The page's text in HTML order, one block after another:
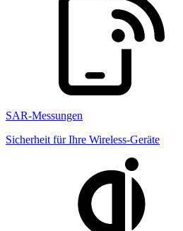
SAR-Messungen
Sicherheit für Ihre Wireless-Geräte